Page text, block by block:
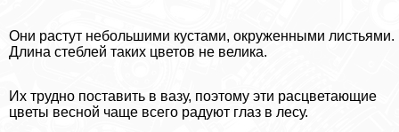
Они растут небольшими кустами, окруженными листьями.
Длина стeблей таких цветов не велика.
Их трудно поставить в вазу, поэтому эти расцветающие
цветы весной чаще всего радуют глаз в лесу.